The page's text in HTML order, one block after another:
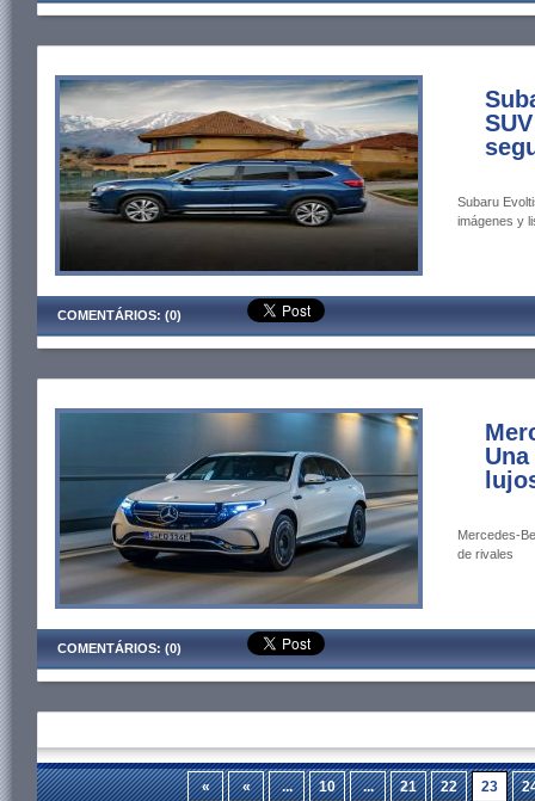
Subaru
imágenes y
COMENTÁRIOS: (0)
Mercedes-
de rivales
COMENTÁRIOS: (0)
« « ... 10 ... 21 22 23